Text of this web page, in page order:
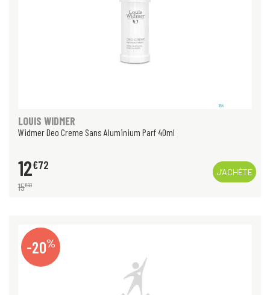
LOUIS WIDMER
Widmer Deo Creme Sans Aluminium Parf 40ml
12€72
15€90
J’ACHÈTE
-20%